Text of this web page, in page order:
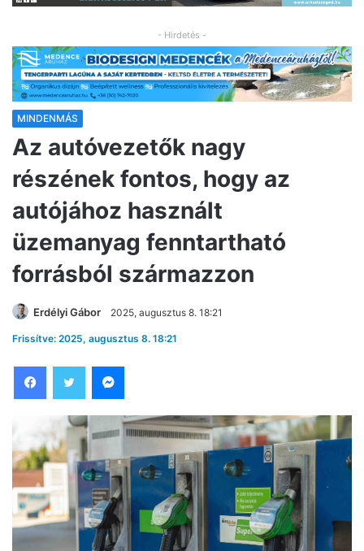
- Hirdetés -
MINDENMÁS
Az autóvezetők nagy
részének fontos, hogy az
autójához használt
üzemanyag fenntartható
forrásból származzon
Erdélyi Gábor 2025, augusztus 8. 18:21
Frissítve: 2025, augusztus 8. 18:21